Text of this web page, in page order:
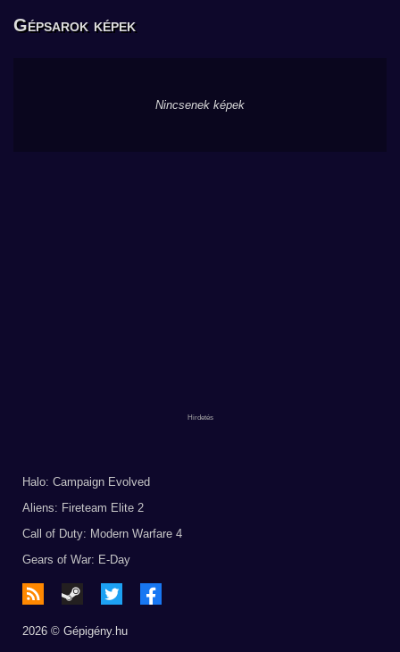
Gépsarok képek
Nincsenek képek
Halo: Campaign Evolved
Aliens: Fireteam Elite 2
Call of Duty: Modern Warfare 4
Gears of War: E-Day
2026 © Gépigény.hu